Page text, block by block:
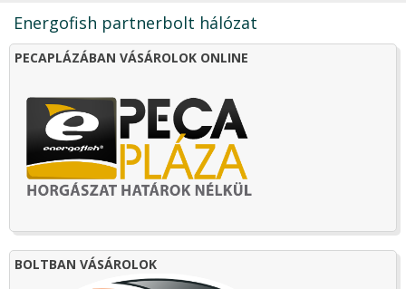
Energofish partnerbolt hálózat
PECAPLÁZÁBAN VÁSÁROLOK ONLINE
BOLTBAN VÁSÁROLOK